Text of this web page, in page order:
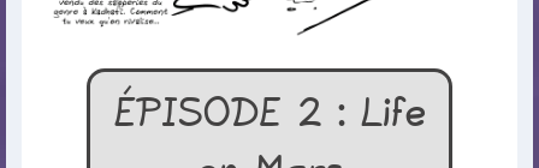
ÉPISODE 2 : Life